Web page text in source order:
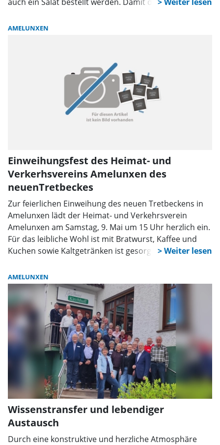
bei Frau Marquardt, Tel: 05275/8385 und Frau Meier,
AMELUNXEN
Einweihungsfest des Heimat- und
Verkerhsvereins Amelunxen des
neuenTretbeckes
Zur feierlichen Einweihung des neuen Tretbeckens in
Amelunxen lädt der Heimat- und Verkehrsverein
Amelunxen am Samstag, 9. Mai um 15 Uhr herzlich ein.
Für das leibliche Wohl ist mit Bratwurst, Kaffee und
Kuchen sowie Kaltgetränken ist gesorgt
AMELUNXEN
Wissenstransfer und lebendiger
Austausch
Durch eine konstruktive und herzliche Atmosphäre